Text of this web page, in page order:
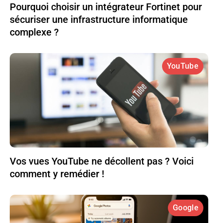
Pourquoi choisir un intégrateur Fortinet pour
sécuriser une infrastructure informatique
complexe ?
YouTube
Vos vues YouTube ne décollent pas ? Voici
comment y remédier !
Google